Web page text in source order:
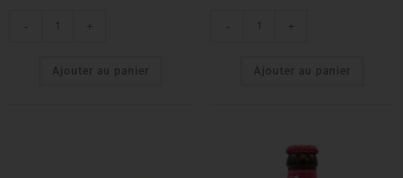
- +
Ajouter au panier
- +
Ajouter au panier